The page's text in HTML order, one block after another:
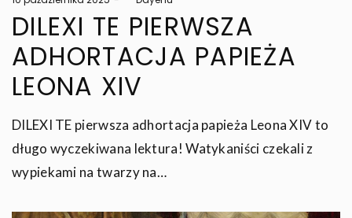
on
DILEXI TE PIERWSZA
ADHORTACJA PAPIEŻA
LEONA XIV
DILEXI TE pierwsza adhortacja papieża Leona XIV to
długo wyczekiwana lektura! Watykaniści czekali z
wypiekami na twarzy na…